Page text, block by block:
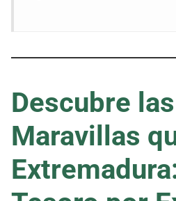
Descubre las
Maravillas